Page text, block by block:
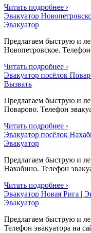
Читать подробнее ›
Эвакуатор
Эвакуатор
Предлагаем быструю и
Новопетровское.
Читать подробнее ›
Эвакуатор посёлок
Вызвать
Предлагаем быструю и
Поварово. Телефон
Читать подробнее ›
Эвакуатор посёлок
Эвакуатор
Предлагаем быструю и
Нахабино. Телефон
Читать подробнее ›
Эвакуатор Новая Рига |
Эвакуатор
Предлагаем быструю и
Телефон эвакуатора на